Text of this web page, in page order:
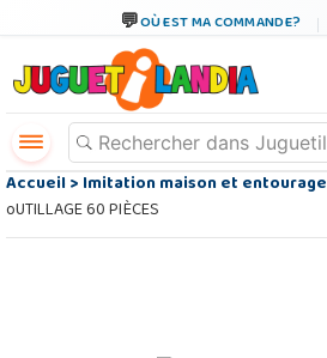
OÙ EST MA COMMANDE?
Accueil>Imitation maison et entourage
oUTILLAGE 60 PIÈCES